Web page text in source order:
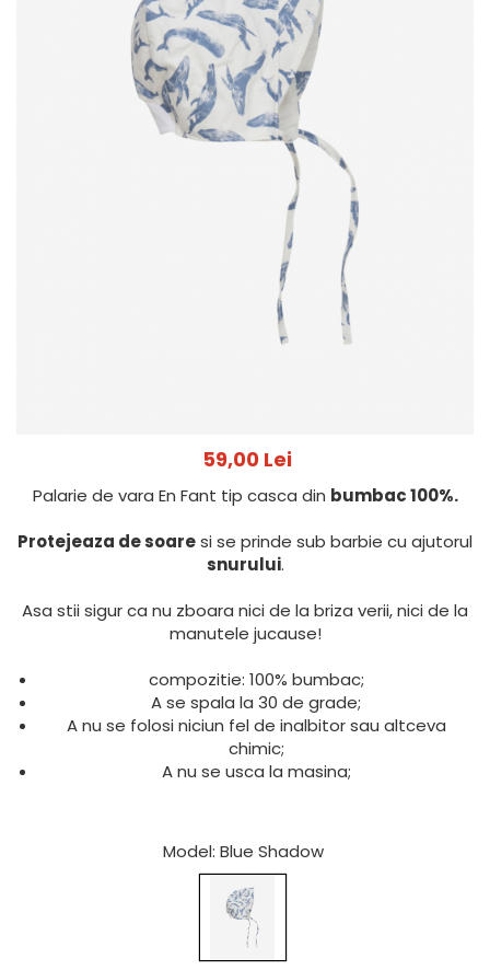
Jucarii pentru dentitie
CHARLIE BANANA
59,00 Lei
Palarie de vara En Fant tip casca din bumbac 100%.
Protejeaza de soaresi se prinde sub barbie cu ajutorul
snurului.
Asa stii sigur ca nu zboara nici de la briza verii, nici de la
manutele jucause!
compozitie: 100% bumbac;
A se spala la 30 de grade;
A nu se folosi niciun fel de inalbitor sau altceva
chimic;
A nu se usca la masina;
Model: Blue Shadow